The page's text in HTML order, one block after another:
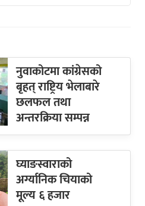
नुवाकोटमा कांग्रेसको
बृहत् राष्ट्रिय भेलाबारे
छलफल तथा
अन्तरक्रिया सम्पन्न
घ्याङस्वाराको
अर्ग्यानिक चियाको
मूल्य ६ हजार